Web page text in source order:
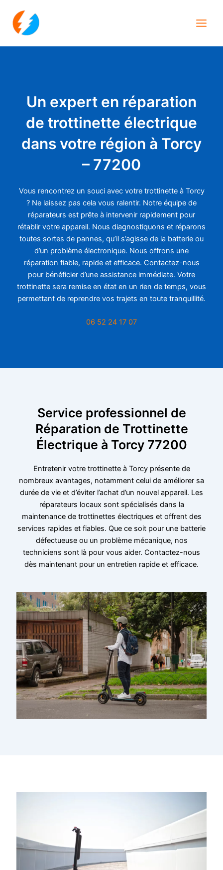
contenu
Un expert en réparation
de trottinette électrique
dans votre région à Torcy
– 77200
Vous rencontrez un souci avec votre trottinette à Torcy
? Ne laissez pas cela vous ralentir. Notre équipe de
réparateurs est prête à intervenir rapidement pour
rétablir votre appareil. Nous diagnostiquons et réparons
toutes sortes de pannes, qu’il s’agisse de la batterie ou
d’un problème électronique. Nous offrons une
réparation fiable, rapide et efficace. Contactez-nous
pour bénéficier d’une assistance immédiate. Votre
trottinette sera remise en état en un rien de temps, vous
permettant de reprendre vos trajets en toute tranquillité.
06 52 24 17 07
Service professionnel de
Réparation de Trottinette
Électrique à Torcy 77200
Entretenir votre trottinette à Torcy présente de
nombreux avantages, notamment celui de améliorer sa
durée de vie et d’éviter l’achat d’un nouvel appareil. Les
réparateurs locaux sont spécialisés dans la
maintenance de trottinettes électriques et offrent des
services rapides et fiables. Que ce soit pour une batterie
défectueuse ou un problème mécanique, nos
techniciens sont là pour vous aider. Contactez-nous
dès maintenant pour un entretien rapide et efficace.